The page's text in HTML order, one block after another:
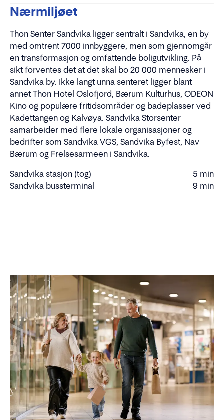
Nærmiljøet
Thon Senter Sandvika ligger sentralt i Sandvika, en by
med omtrent 7000 innbyggere, men som gjennomgår
en transformasjon og omfattende boligutvikling. På
sikt forventes det at det skal bo 20 000 mennesker i
Sandvika by. Ikke langt unna senteret ligger blant
annet Thon Hotel Oslofjord, Bærum Kulturhus, ODEON
Kino og populære fritidsområder og badeplasser ved
Kadettangen og Kalvøya. Sandvika Storsenter
samarbeider med flere lokale organisasjoner og
bedrifter som Sandvika VGS, Sandvika Byfest, Nav
Bærum og Frelsesarmeen i Sandvika.
Sandvika stasjon (tog)
5 min
Gåtid
Sandvika bussterminal 9 min
Gåtid